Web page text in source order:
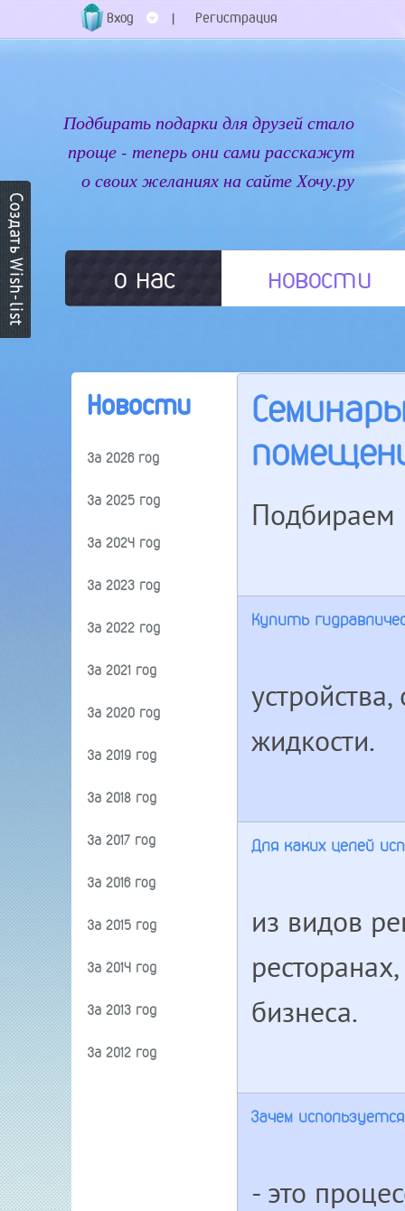
Вход | Регистрация
Подбирать подарки для друзей стало
проще - теперь они сами расскажут
о своих желаниях на сайте Хочу.ру
о нас новости
Новости
За 2026 год
За 2025 год
За 2024 год
За 2023 год
За 2022 год
За 2021 год
За 2020 год
За 2019 год
За 2018 год
За 2017 год
За 2016 год
За 2015 год
За 2014 год
За 2013 год
За 2012 год
Подбираем
Купить
жидкости.
Для каких целей
из видов
бизнеса.
Зачем
- это